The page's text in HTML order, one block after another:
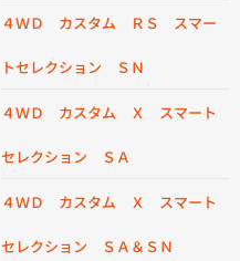
４ＷＤ カスタム ＲＳ スマー
トセレクション ＳＮ
４ＷＤ カスタム Ｘ スマート
セレクション ＳＡ
４ＷＤ カスタム Ｘ スマート
セレクション ＳＡ＆ＳＮ